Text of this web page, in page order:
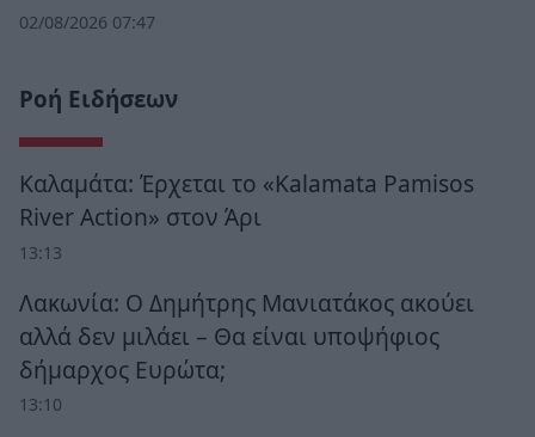
02/08/2026 07:47
Ροή Ειδήσεων
Καλαμάτα: Έρχεται το «Kalamata Pamisos
River Action» στον Άρι
13:13
Λακωνία: Ο Δημήτρης Μανιατάκος ακούει
αλλά δεν μιλάει – Θα είναι υποψήφιος
δήμαρχος Ευρώτα;
13:10